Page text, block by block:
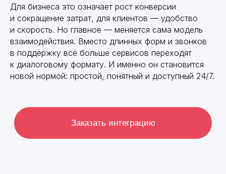
Для бизнеса это означает рост конверсии
и сокращение затрат, для клиентов — удобство
и скорость. Но главное — меняется сама модель
взаимодействия. Вместо длинных форм и звонков
в поддержку всё больше сервисов переходят
к диалоговому формату. И именно он становится
новой нормой: простой, понятный и доступный 24/7.